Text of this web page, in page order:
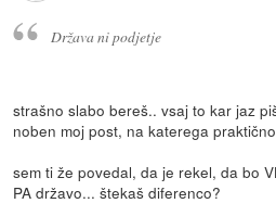
Država ni podjetje
strašno slabo bereš.. vsaj to kar jaz
noben moj post, na katerega
sem ti že povedal, da je rekel, da bo
PA državo... štekaš diferenco?